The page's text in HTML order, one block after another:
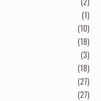
(1)
(10)
(18)
(3)
(18)
(27)
(27)